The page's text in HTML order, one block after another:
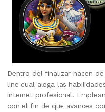
Dentro del finalizar hacen
line cual alega las
internet profesional.
con el fin de que avances